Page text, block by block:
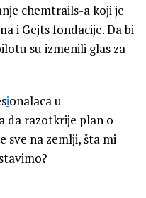
chemtrails-a koji je
i Gejts fondacije. Da bi
su izmenili glas za
ionalaca u
da razotkrije plan o
sve na zemlji, šta mi